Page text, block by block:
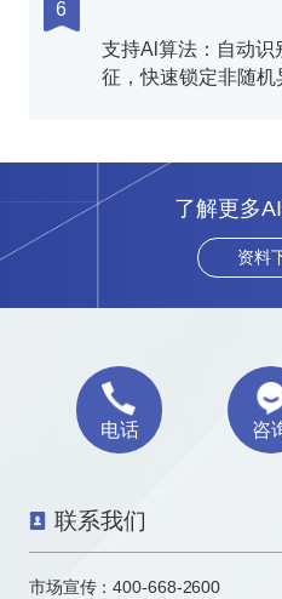
6
支持Al算法：自动识
征，快速锁定非随机
了解更多
资料
电话 咨
联系我们
市场宣传：400-668-2600